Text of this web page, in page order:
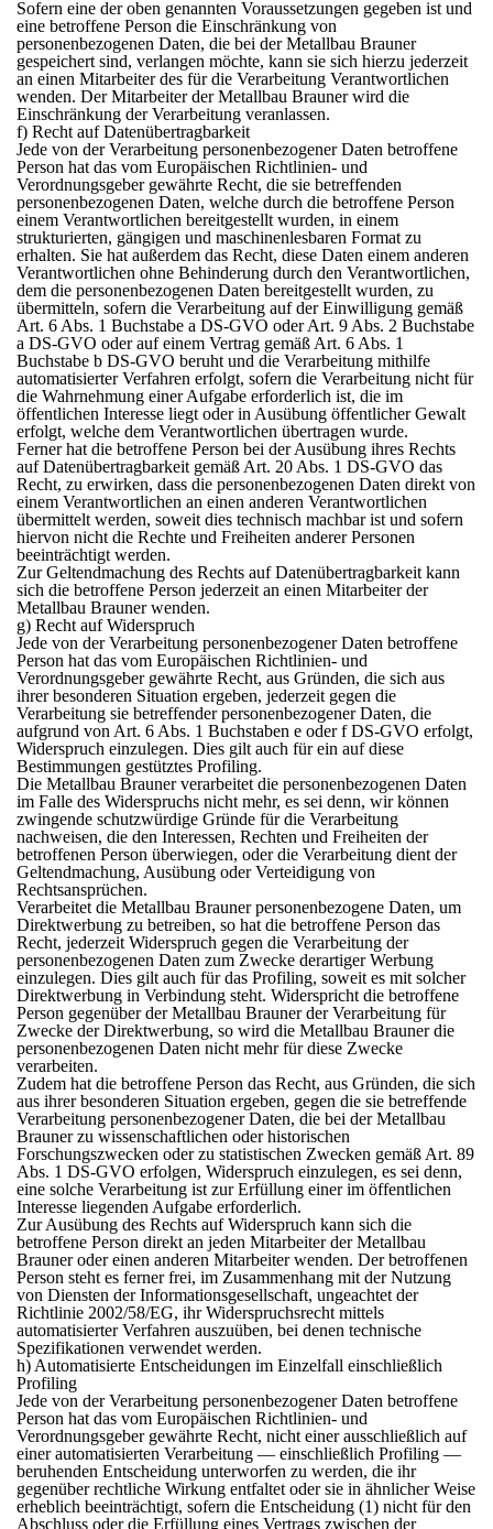
Sofern eine der oben genannten Voraussetzungen gegeben ist und
eine betroffene Person die Einschränkung von
personenbezogenen Daten, die bei der Metallbau Brauner
gespeichert sind, verlangen möchte, kann sie sich hierzu jederzeit
an einen Mitarbeiter des für die Verarbeitung Verantwortlichen
wenden. Der Mitarbeiter der Metallbau Brauner wird die
Einschränkung der Verarbeitung veranlassen.
f) Recht auf Datenübertragbarkeit
Jede von der Verarbeitung personenbezogener Daten betroffene
Person hat das vom Europäischen Richtlinien- und
Verordnungsgeber gewährte Recht, die sie betreffenden
personenbezogenen Daten, welche durch die betroffene Person
einem Verantwortlichen bereitgestellt wurden, in einem
strukturierten, gängigen und maschinenlesbaren Format zu
erhalten. Sie hat außerdem das Recht, diese Daten einem anderen
Verantwortlichen ohne Behinderung durch den Verantwortlichen,
dem die personenbezogenen Daten bereitgestellt wurden, zu
übermitteln, sofern die Verarbeitung auf der Einwilligung gemäß
Art. 6 Abs. 1 Buchstabe a DS-GVO oder Art. 9 Abs. 2 Buchstabe
a DS-GVO oder auf einem Vertrag gemäß Art. 6 Abs. 1
Buchstabe b DS-GVO beruht und die Verarbeitung mithilfe
automatisierter Verfahren erfolgt, sofern die Verarbeitung nicht für
die Wahrnehmung einer Aufgabe erforderlich ist, die im
öffentlichen Interesse liegt oder in Ausübung öffentlicher Gewalt
erfolgt, welche dem Verantwortlichen übertragen wurde.
Ferner hat die betroffene Person bei der Ausübung ihres Rechts
auf Datenübertragbarkeit gemäß Art. 20 Abs. 1 DS-GVO das
Recht, zu erwirken, dass die personenbezogenen Daten direkt von
einem Verantwortlichen an einen anderen Verantwortlichen
übermittelt werden, soweit dies technisch machbar ist und sofern
hiervon nicht die Rechte und Freiheiten anderer Personen
beeinträchtigt werden.
Zur Geltendmachung des Rechts auf Datenübertragbarkeit kann
sich die betroffene Person jederzeit an einen Mitarbeiter der
Metallbau Brauner wenden.
g) Recht auf Widerspruch
Jede von der Verarbeitung personenbezogener Daten betroffene
Person hat das vom Europäischen Richtlinien- und
Verordnungsgeber gewährte Recht, aus Gründen, die sich aus
ihrer besonderen Situation ergeben, jederzeit gegen die
Verarbeitung sie betreffender personenbezogener Daten, die
aufgrund von Art. 6 Abs. 1 Buchstaben e oder f DS-GVO erfolgt,
Widerspruch einzulegen. Dies gilt auch für ein auf diese
Bestimmungen gestütztes Profiling.
Die Metallbau Brauner verarbeitet die personenbezogenen Daten
im Falle des Widerspruchs nicht mehr, es sei denn, wir können
zwingende schutzwürdige Gründe für die Verarbeitung
nachweisen, die den Interessen, Rechten und Freiheiten der
betroffenen Person überwiegen, oder die Verarbeitung dient der
Geltendmachung, Ausübung oder Verteidigung von
Rechtsansprüchen.
Verarbeitet die Metallbau Brauner personenbezogene Daten, um
Direktwerbung zu betreiben, so hat die betroffene Person das
Recht, jederzeit Widerspruch gegen die Verarbeitung der
personenbezogenen Daten zum Zwecke derartiger Werbung
einzulegen. Dies gilt auch für das Profiling, soweit es mit solcher
Direktwerbung in Verbindung steht. Widerspricht die betroffene
Person gegenüber der Metallbau Brauner der Verarbeitung für
Zwecke der Direktwerbung, so wird die Metallbau Brauner die
personenbezogenen Daten nicht mehr für diese Zwecke
verarbeiten.
Zudem hat die betroffene Person das Recht, aus Gründen, die sich
aus ihrer besonderen Situation ergeben, gegen die sie betreffende
Verarbeitung personenbezogener Daten, die bei der Metallbau
Brauner zu wissenschaftlichen oder historischen
Forschungszwecken oder zu statistischen Zwecken gemäß Art. 89
Abs. 1 DS-GVO erfolgen, Widerspruch einzulegen, es sei denn,
eine solche Verarbeitung ist zur Erfüllung einer im öffentlichen
Interesse liegenden Aufgabe erforderlich.
Zur Ausübung des Rechts auf Widerspruch kann sich die
betroffene Person direkt an jeden Mitarbeiter der Metallbau
Brauner oder einen anderen Mitarbeiter wenden. Der betroffenen
Person steht es ferner frei, im Zusammenhang mit der Nutzung
von Diensten der Informationsgesellschaft, ungeachtet der
Richtlinie 2002/58/EG, ihr Widerspruchsrecht mittels
automatisierter Verfahren auszuüben, bei denen technische
Spezifikationen verwendet werden.
h) Automatisierte Entscheidungen im Einzelfall einschließlich
Profiling
Jede von der Verarbeitung personenbezogener Daten betroffene
Person hat das vom Europäischen Richtlinien- und
Verordnungsgeber gewährte Recht, nicht einer ausschließlich auf
einer automatisierten Verarbeitung — einschließlich Profiling —
beruhenden Entscheidung unterworfen zu werden, die ihr
gegenüber rechtliche Wirkung entfaltet oder sie in ähnlicher Weise
erheblich beeinträchtigt, sofern die Entscheidung (1) nicht für den
Abschluss oder die Erfüllung eines Vertrags zwischen der